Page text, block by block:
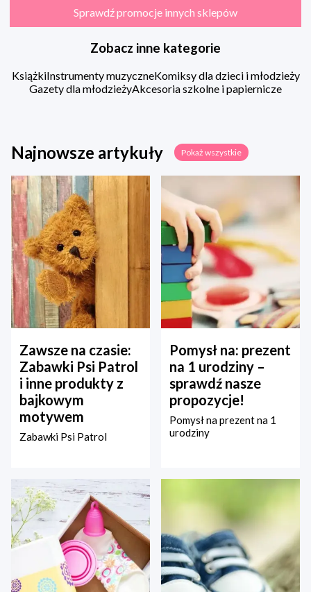
Sprawdź promocje innych sklepów
Zobacz inne kategorie
KsiążkiInstrumenty muzyczneKomiksy dla dzieci i młodzieży
Gazety dla młodzieżyAkcesoria szkolne i papiernicze
Najnowsze artykuły Pokaż wszystkie
Zawsze na czasie:
Zabawki Psi Patrol
i inne produkty z
bajkowym
motywem
Zabawki Psi Patrol
Pomysł na: prezent
na 1 urodziny –
sprawdź nasze
propozycje!
Pomysł na prezent na 1
urodziny